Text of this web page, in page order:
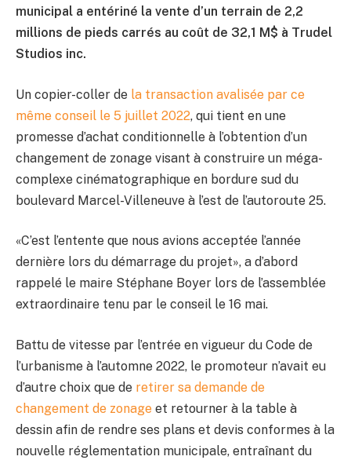
municipal a entériné la vente d’un terrain de 2,2
millions de pieds carrés au coût de 32,1 M$ à Trudel
Studios inc.
Un copier-coller de la transaction avalisée par ce
même conseil le 5 juillet 2022, qui tient en une
promesse d’achat conditionnelle à l’obtention d’un
changement de zonage visant à construire un méga-
complexe cinématographique en bordure sud du
boulevard Marcel-Villeneuve à l’est de l’autoroute 25.
«C’est l’entente que nous avions acceptée l’année
dernière lors du démarrage du projet», a d’abord
rappelé le maire Stéphane Boyer lors de l’assemblée
extraordinaire tenu par le conseil le 16 mai.
Battu de vitesse par l’entrée en vigueur du Code de
l’urbanisme à l’automne 2022, le promoteur n’avait eu
d’autre choix que de retirer sa demande de
changement de zonage et retourner à la table à
dessin afin de rendre ses plans et devis conformes à la
nouvelle réglementation municipale, entraînant du